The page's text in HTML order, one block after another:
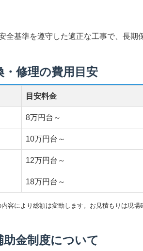
基準を遵守した適正な工事で、長期
・修理の費用目安
目安料金
8万円台～
10万円台～
12万円台～
18万円台～
により総額は変動します。お見積もりは現場
助金制度について